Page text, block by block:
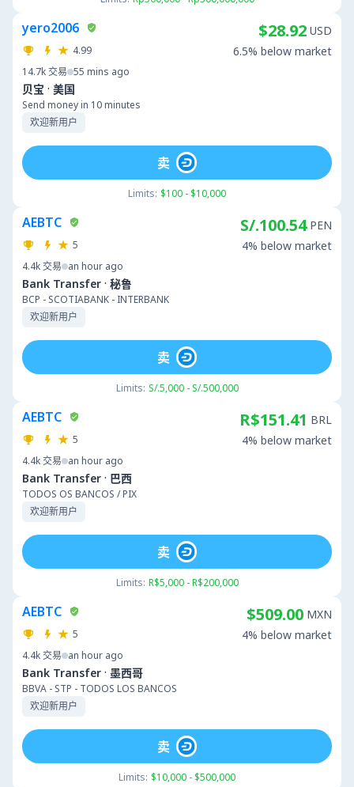
yero2006
4.99
14.7k交易 55 mins ago
贝宝 · 美国
Send money in 10 minutes
欢迎新用户
$28.92 USD
6.5% below market
Limits: $100 - $10,000
卖
AEBTC
5
4.4k交易 an hour ago
Bank Transfer · 秘鲁
BCP - SCOTIABANK - INTERBANK
欢迎新用户
S/.100.54 PEN
4% below market
Limits: S/.5,000 - S/.500,000
卖
AEBTC
5
4.4k交易 an hour ago
Bank Transfer · 巴西
TODOS OS BANCOS / PIX
欢迎新用户
R$151.41 BRL
4% below market
Limits: R$5,000 - R$200,000
卖
AEBTC
5
4.4k交易 an hour ago
Bank Transfer · 墨西哥
BBVA - STP - TODOS LOS BANCOS
欢迎新用户
$509.00 MXN
4% below market
Limits: $10,000 - $500,000
卖